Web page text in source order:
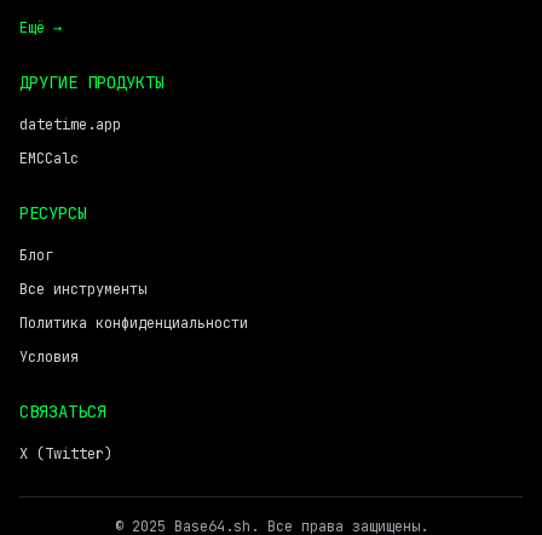
Ещё →
ДРУГИЕ ПРОДУКТЫ
datetime.app
EMCCalc
РЕСУРСЫ
Блог
Все инструменты
Политика конфиденциальности
Условия
СВЯЗАТЬСЯ
X (Twitter)
© 2025 Base64.sh. Все права защищены.